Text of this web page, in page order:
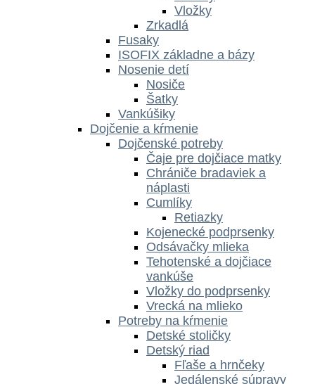
Vložky
Zrkadlá
Fusaky
ISOFIX základne a bázy
Nosenie detí
Nosiče
Šatky
Vankúšiky
Dojčenie a kŕmenie
Dojčenské potreby
Čaje pre dojčiace matky
Chrániče bradaviek a
náplasti
Cumlíky
Retiazky
Kojenecké podprsenky
Odsávačky mlieka
Tehotenské a dojčiace
vankúše
Vložky do podprsenky
Vrecká na mlieko
Potreby na kŕmenie
Detské stoličky
Detský riad
Fľaše a hrnčeky
Jedálenské súpravy